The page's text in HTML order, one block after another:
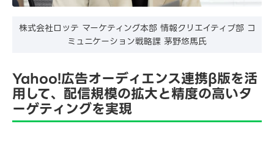
株式会社ロッテ マーケティング本部 情報クリエイティブ部 コ
ミュニケーション戦略課 茅野悠馬氏
Yahoo!広告オーディエンス連携β版を活
用して、配信規模の拡大と精度の高いタ
ーゲティングを実現